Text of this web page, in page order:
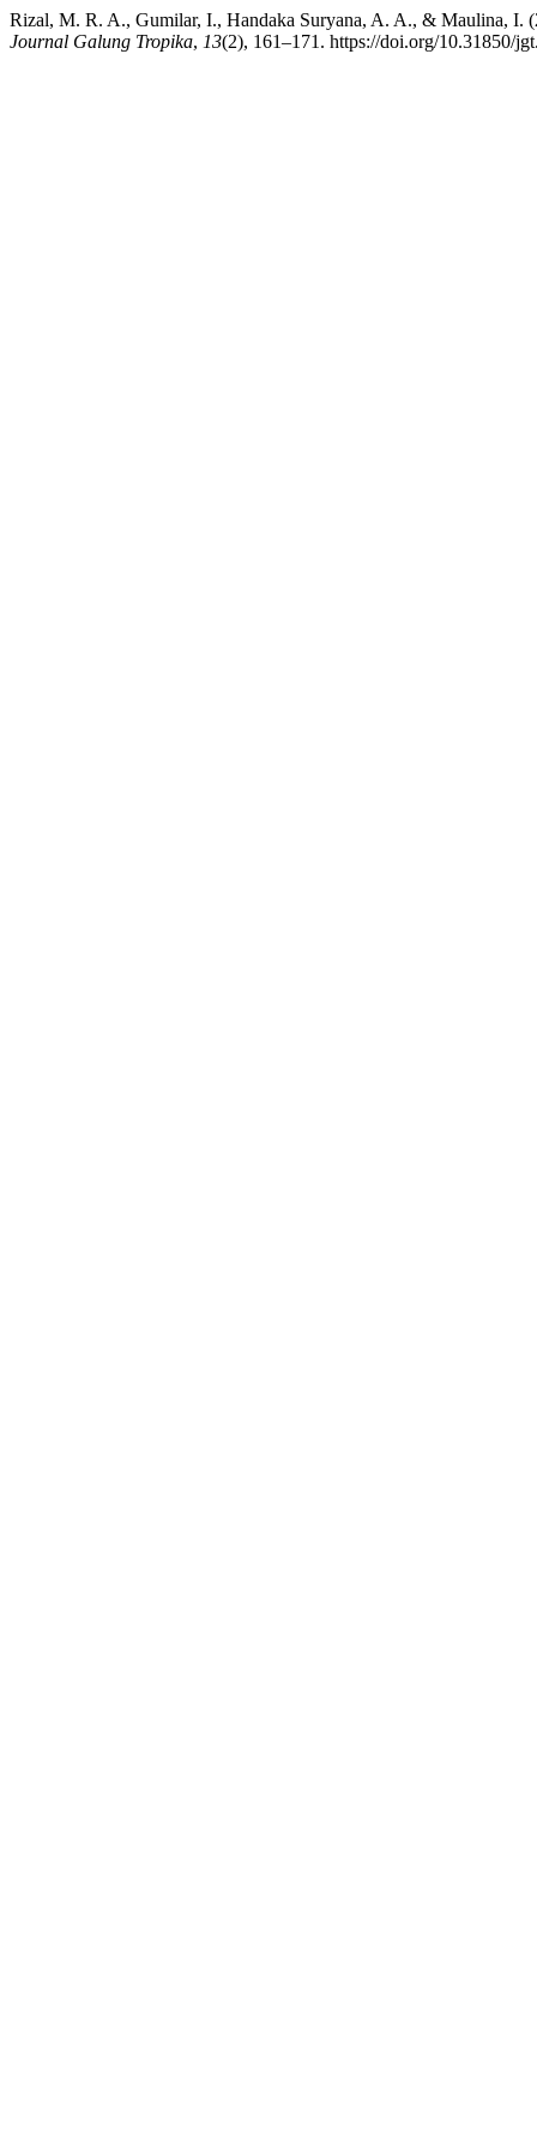
Rizal, M. R. A., Gumilar, I., Handaka Suryana, A. A., & Maulina, I.
Journal Galung Tropika, 13(2), 161–171. https://doi.org/10.31850/